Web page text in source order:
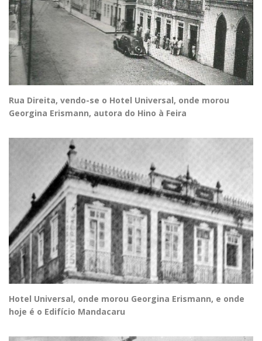
Rua Direita, vendo-se o Hotel Universal, onde morou
Georgina Erismann, autora do Hino à Feira
Hotel Universal, onde morou Georgina Erismann, e onde
hoje é o Edifício Mandacaru